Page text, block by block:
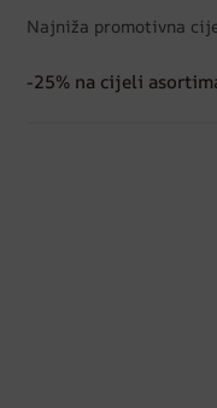
Najniža promotivna
-25% na cijeli